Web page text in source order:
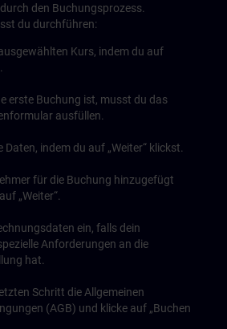
den Buchungsprozess.
du durchführen:
Kurs, indem du auf
erste Buchung ist, musst du das
ausfüllen.
Daten, indem du auf „Weiter“ klickst.
für die Buchung hinzugefügt
„Weiter“.
ein, falls dein
Anforderungen an die
hat.
Schritt die Allgemeinen
(AGB) und klicke auf „Buchen